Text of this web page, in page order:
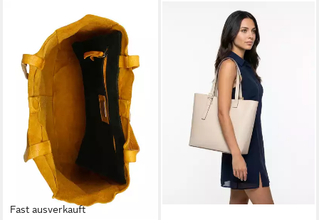
Fast ausverkauft